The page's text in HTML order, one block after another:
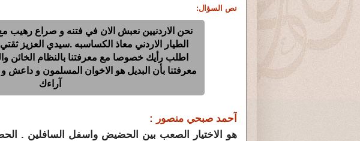
نص السؤال:
نحن الاردنيين نعبش الان في فتنه و صراع رهيب
الطيار الاردني معاذ الكساسبه .سيدي العزيز
اطلب رأيك خصوصا مع معرفتنا بالنظام الخائن
معرفتنا بأن البديل هو الاخوان المسلمون و داعش و
آراءك
آحمد صبحي منصور :
هو الاختيار الصعب بين الحضيض واسفل السافلين .